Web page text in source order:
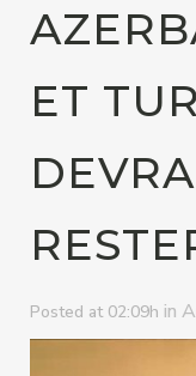
ET
Posted at 02:09h in